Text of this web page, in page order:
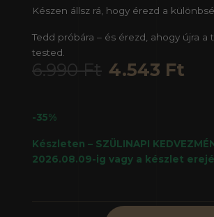
Készen állsz rá, hogy érezd a
Tedd próbára – és érezd, ahogy újra a
tested.
6.990Ft 4.543 Ft
-35%
Készleten – SZÜLINAPI
2026.08.09-ig vagy a készlet